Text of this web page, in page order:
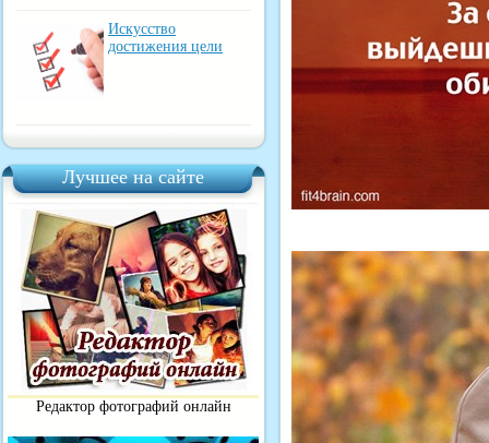
Искусство
достижения цели
Лучшее на сайте
Редактор фотографий онлайн